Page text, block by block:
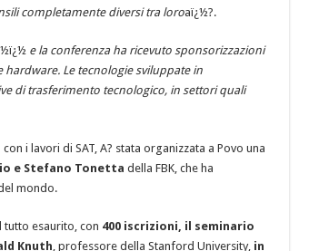
completamente diversi tra loroaï¿½?.
e la conferenza ha ricevuto sponsorizzazioni
Le tecnologie sviluppate in
di trasferimento tecnologico, in settori quali
i lavori di SAT, A? stata organizzata a Povo una
e Stefano Tonetta della FBK, che ha
mondo.
tutto esaurito, con 400 iscrizioni, il seminario
Knuth , professore della Stanford University, in